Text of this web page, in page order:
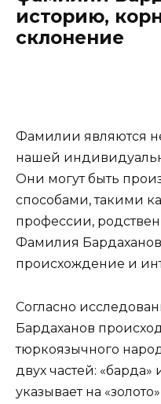
историю,
склонение
Фамилии являются
нашей
Они могут быть
способами, такими
профессии,
Фамилия
происхождение и
Согласно
Бардаханов
тюркоязычного
двух частей: «барда»
указывает на